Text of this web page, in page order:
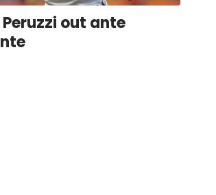
Peruzzi out ante